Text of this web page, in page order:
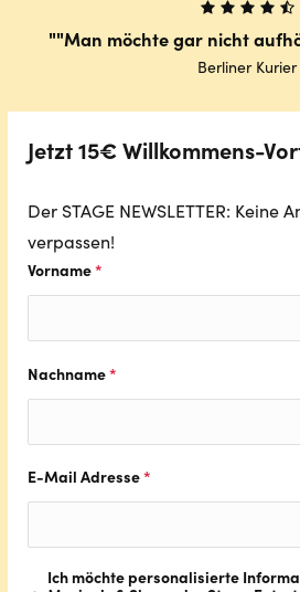
"Man möchte gar nicht
Berliner Kurier
Jetzt 15€ Willkommens-
Der STAGE NEWSLETTER: Keine
verpassen!
Vorname*
Nachname*
E-Mail Adresse*
Ich möchte personalisierte